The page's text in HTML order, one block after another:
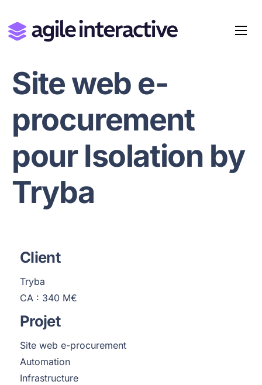
Site web e-
procurement
pour Isolation by
Tryba
Client
Tryba
CA : 340 M€
Projet
Site web e-procurement
Automation
Infrastructure